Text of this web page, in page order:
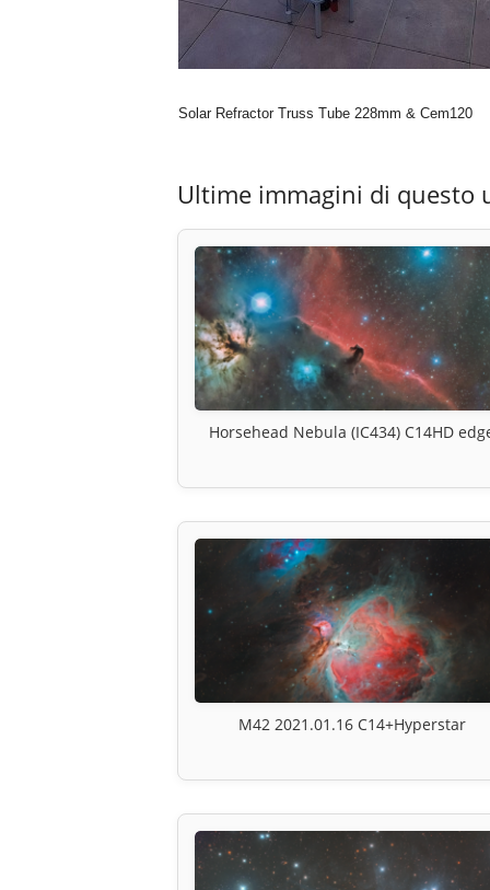
Solar Refractor Truss Tube 228mm & Cem120
Ultime immagini di questo
Horsehead Nebula (IC434) C14HD
M42 2021.01.16 C14+Hyperstar